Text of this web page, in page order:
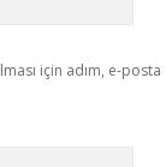
için adım, e-